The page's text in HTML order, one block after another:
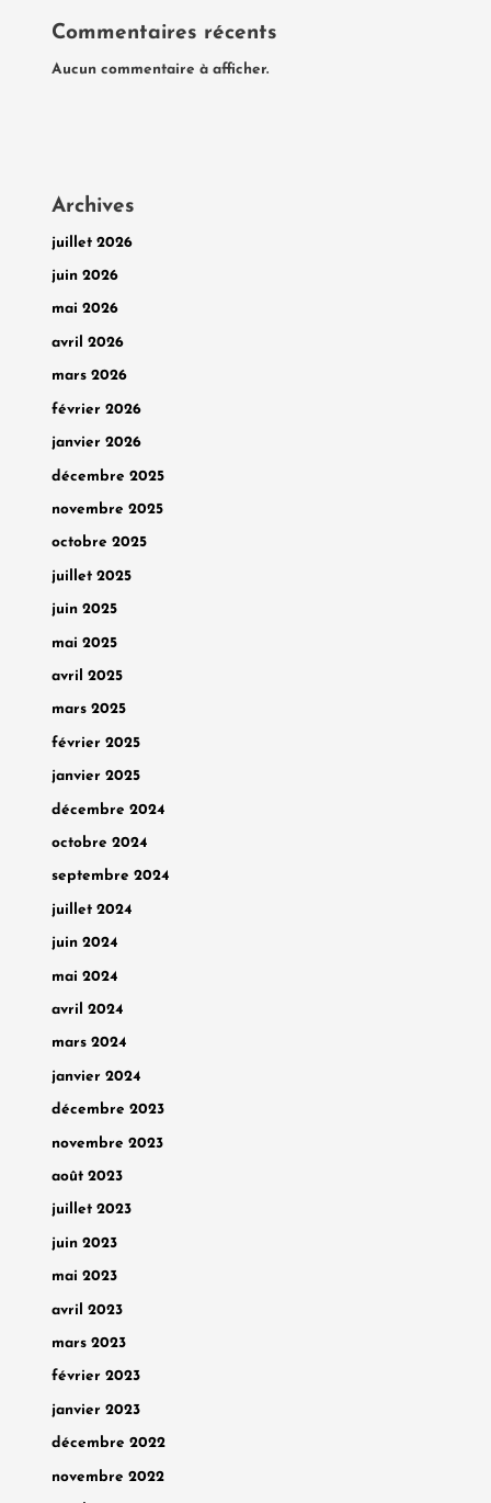
Commentaires récents
Aucun commentaire à afficher.
Archives
juillet 2026
juin 2026
mai 2026
avril 2026
mars 2026
février 2026
janvier 2026
décembre 2025
novembre 2025
octobre 2025
juillet 2025
juin 2025
mai 2025
avril 2025
mars 2025
février 2025
janvier 2025
décembre 2024
octobre 2024
septembre 2024
juillet 2024
juin 2024
mai 2024
avril 2024
mars 2024
janvier 2024
décembre 2023
novembre 2023
août 2023
juillet 2023
juin 2023
mai 2023
avril 2023
mars 2023
février 2023
janvier 2023
décembre 2022
novembre 2022